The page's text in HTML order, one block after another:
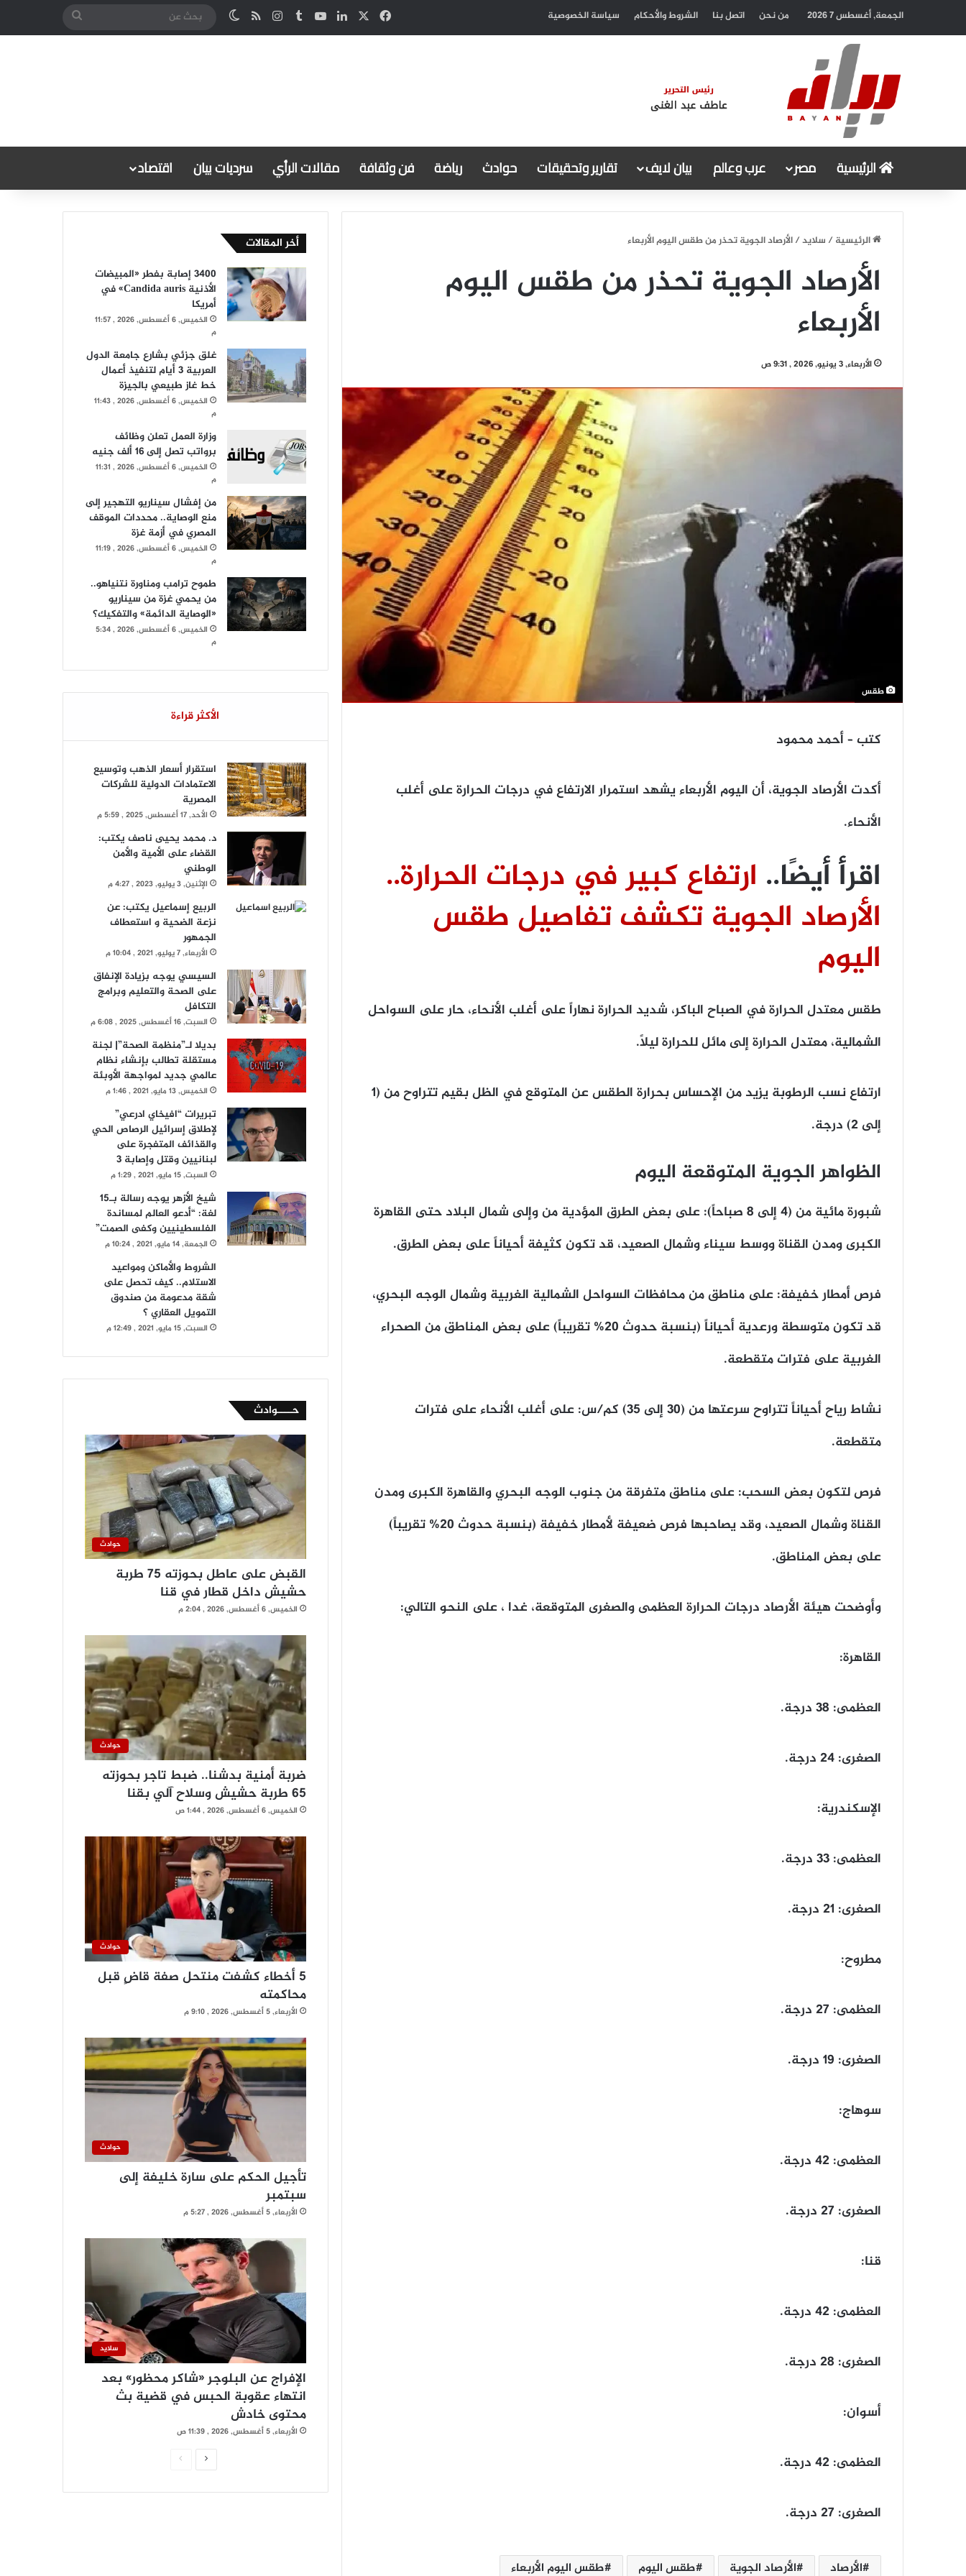
الجمعة, أغسطس 7 2026 من نحن اتصل بنا الشروط والأحكام سياسة الخصوصية فيسبوك لينكدإن‫YouTube انستقرامملخص الموقع RSS
الوضع المظلم
الرئيسية مصر عرب وعالم بيان لايف تقارير وتحقيقات حوادث رياضة فن وثقافة مقالات الرأي سرديات بيان اقتصاد
الرئيسية/ سلايد/الأرصاد الجوية تحذر من طقس اليوم الأربعاء
الأرصاد الجوية تحذر من طقس اليوم
الأربعاء
الأربعاء, 3 يونيو, 2026 , 9:31 ص
طقس
كتب – أحمد محمود
أكدت الأرصاد الجوية، أن اليوم الأربعاء يشهد استمرار الارتفاع في درجات الحرارة على أغلب
الأنحاء.
اقرأ أيضًا.. ارتفاع كبير في درجات الحرارة..
الأرصاد الجوية تكشف تفاصيل طقس
اليوم
​طقس معتدل الحرارة في الصباح الباكر، شديد الحرارة نهاراً على أغلب الأنحاء، حار على السواحل
الشمالية، معتدل الحرارة إلى مائل للحرارة ليلاً.
​ارتفاع نسب الرطوبة يزيد من الإحساس بحرارة الطقس عن المتوقع في الظل بقيم تتراوح من (1
إلى 2) درجة.
​الظواهر الجوية المتوقعة اليوم
​شبورة مائية من (4 إلى 8 صباحاً): ​على بعض الطرق المؤدية من وإلى شمال البلاد حتى القاهرة
الكبرى ومدن القناة ووسط سيناء وشمال الصعيد، قد تكون كثيفة أحياناً على بعض الطرق.
​فرص أمطار خفيفة: ​على مناطق من محافظات السواحل الشمالية الغربية وشمال الوجه البحري،
قد تكون متوسطة ورعدية أحياناً (بنسبة حدوث 20% تقريباً) على بعض المناطق من الصحراء
الغربية على فترات متقطعة.
​نشاط رياح أحياناً تتراوح سرعتها من (30 إلى 35) كم/س: ​على أغلب الأنحاء على فترات
متقطعة.
​فرص لتكون بعض السحب: ​على مناطق متفرقة من جنوب الوجه البحري والقاهرة الكبرى ومدن
القناة وشمال الصعيد، وقد يصاحبها فرص ضعيفة لأمطار خفيفة (بنسبة حدوث 20% تقريباً)
على بعض المناطق.
وأوضحت هيئة الأرصاد درجات الحرارة العظمى والصغرى المتوقعة، غدا ، على النحو التالي:
القاهرة:
​العظمى: 38 درجة.
​الصغرى: 24 درجة.
​الإسكندرية:
​العظمى: 33 درجة.
​الصغرى: 21 درجة.
​مطروح:
​العظمى: 27 درجة.
​الصغرى: 19 درجة.
​سوهاج:
​العظمى: 42 درجة.
​الصغرى: 27 درجة.
​قنا:
​العظمى: 42 درجة.
​الصغرى: 28 درجة.
​أسوان:
​العظمى: 42 درجة.
​الصغرى: 27 درجة.
الأرصاد الأرصاد الجوية طقس اليوم طقس اليوم الأربعاء
أخر المقالات
3400 إصابة بفطر «المبيضات
الأذنية Candida auris» في
أمريكا
الخميس, 6 أغسطس, 2026 , 11:57
م
غلق جزئي بشارع جامعة الدول
العربية 3 أيام لتنفيذ أعمال
خط غاز طبيعي بالجيزة
الخميس, 6 أغسطس, 2026 , 11:43
م
وزارة العمل تعلن وظائف
برواتب تصل إلى 16 ألف جنيه
الخميس, 6 أغسطس, 2026 , 11:31
م
من إفشال سيناريو التهجير إلى
منع الوصاية.. محددات الموقف
المصري في أزمة غزة
الخميس, 6 أغسطس, 2026 , 11:19
م
طموح ترامب ومناورة نتنياهو..
من يحمي غزة من سيناريو
«الوصاية الدائمة» والتفكيك؟
الخميس, 6 أغسطس, 2026 , 5:34
م
الأكثر قراءة
استقرار أسعار الذهب وتوسيع
الاعتمادات الدولية للشركات
المصرية
الأحد, 17 أغسطس, 2025 , 5:59 م
د. محمد يحيى ناصف يكتب:
القضاء على الأمية والأمن
الوطني
الإثنين, 3 يوليو, 2023 , 4:27 م
الربيع إسماعيل يكتب: عن
نزعة الضحية و استعطاف
الجمهور
الأربعاء, 7 يوليو, 2021 , 10:04 م
السيسي يوجه بزيادة الإنفاق
على الصحة والتعليم وبرامج
التكافل
السبت, 16 أغسطس, 2025 , 6:08 م
بديلا لـ”منظمة الصحة”| لجنة
مستقلة تطالب بإنشاء نظام
عالمي جديد لمواجهة الأوبئة
الخميس, 13 مايو, 2021 , 1:46 م
تبريرات “افيخاي ادرعي”
لإطلاق إسرائيل الرصاص الحي
والقذائف المتفجرة على
لبنانيين وقتل وإصابة 3
السبت, 15 مايو, 2021 , 1:29 م
شيخ الأزهر يوجه رسالة بـ15
لغة: “أدعو العالم لمساندة
الفلسطينيين وكفى الصمت”
الجمعة, 14 مايو, 2021 , 10:24 م
الشروط والأماكن ومواعيد
الاستلام.. كيف تحصل على
شقة مدعومة من صندوق
التمويل العقاري ؟
السبت, 15 مايو, 2021 , 12:49 م
حــــوادث
حوادث
القبض على عاطل بحوزته 75 طربة
حشيش داخل قطار في قنا
الخميس, 6 أغسطس, 2026 , 2:04 م
حوادث
ضربة أمنية بدشنا.. ضبط تاجر بحوزته
65 طربة حشيش وسلاح آلي بقنا
الخميس, 6 أغسطس, 2026 , 1:44 ص
حوادث
5 أخطاء كشفت منتحل صفة قاضٍ قبل
محاكمته
الأربعاء, 5 أغسطس, 2026 , 9:10 م
حوادث
تأجيل الحكم على سارة خليفة إلى
سبتمبر
الأربعاء, 5 أغسطس, 2026 , 5:27 م
سلايد
الإفراج عن البلوجر «شاكر محظور» بعد
انتهاء عقوبة الحبس في قضية بث
محتوى خادش
الأربعاء, 5 أغسطس, 2026 , 11:39 ص
ا